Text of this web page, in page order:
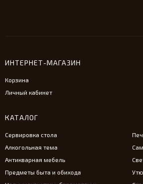
ИНТЕРНЕТ-МАГАЗИН
Корзина
Личный кабинет
КАТАЛОГ
Сервировка стола
Алкогольная тема
Антикварная мебель
Предметы быта и обихода